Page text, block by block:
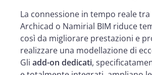
La connessione in tempo reale tra
Archicad o Namirial BIM riduce
così da migliorare prestazioni e
realizzare una modellazione di
Gli add-on dedicati,